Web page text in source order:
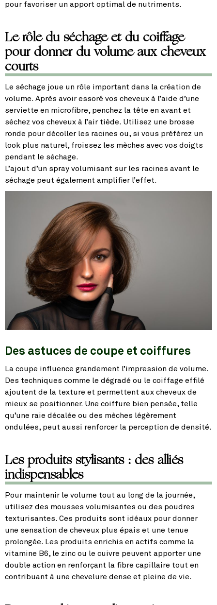
pour favoriser un apport optimal de nutriments.
Le rôle du séchage et du coiffage
pour donner du volume aux cheveux
courts
Le séchage joue un rôle important dans la création de
volume. Après avoir essoré vos cheveux à l’aide d’une
serviette en microfibre, penchez la tête en avant et
séchez vos cheveux à l’air tiède. Utilisez une brosse
ronde pour décoller les racines ou, si vous préférez un
look plus naturel, froissez les mèches avec vos doigts
pendant le séchage.
L’ajout d’un spray volumisant sur les racines avant le
séchage peut également amplifier l’effet.
Des astuces de coupe et coiffures
La coupe influence grandement l’impression de volume.
Des techniques comme le dégradé ou le coiffage effilé
ajoutent de la texture et permettent aux cheveux de
mieux se positionner. Une coiffure bien pensée, telle
qu’une raie décalée ou des mèches légèrement
ondulées, peut aussi renforcer la perception de densité.
Les produits stylisants : des alliés
indispensables
Pour maintenir le volume tout au long de la journée,
utilisez des mousses volumisantes ou des poudres
texturisantes. Ces produits sont idéaux pour donner
une sensation de cheveux plus épais et une tenue
prolongée. Les produits enrichis en actifs comme la
vitamine B6, le zinc ou le cuivre peuvent apporter une
double action en renforçant la fibre capillaire tout en
contribuant à une chevelure dense et pleine de vie.